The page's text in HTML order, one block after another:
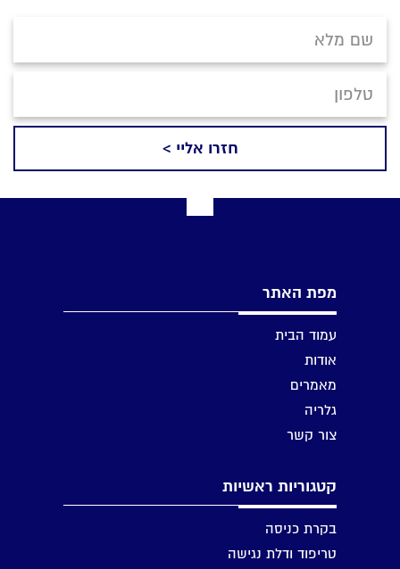
מפת האתר
עמוד הבית
אודות
מאמרים
גלריה
צור קשר
קטגוריות ראשיות
בקרת כניסה
טריפוד ודלת נגישה